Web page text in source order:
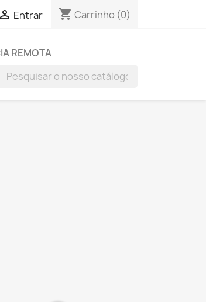
 Entrar shopping_cart Carrinho (0)
REMOTA